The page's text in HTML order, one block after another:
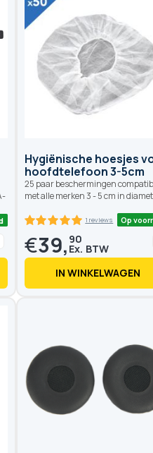
Hygiënische hoesjes
hoofdtelefoon 3-5cm
25 paar beschermingen
met alle merken 3 - 5 cm in
€39, 90
IN WINKELWAGEN